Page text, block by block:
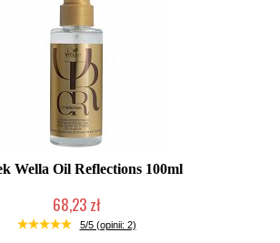
Wella Oil Reflections 100ml
68,23 zł
Duża ilość (wysyłka w 24h)
5/5 (opinii: 2)